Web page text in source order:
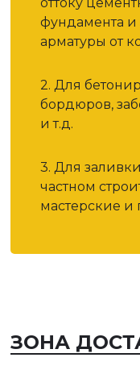
фундамента
арматуры от
2. Для
бордюров,
и т.д.
3. Для
частном
мастерские и
ЗОНА